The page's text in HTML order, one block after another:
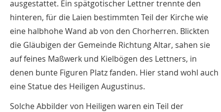
ausgestattet. Ein spätgotischer Lettner trennte den
hinteren, für die Laien bestimmten Teil der Kirche wie
eine halbhohe Wand ab von den Chorherren. Blickten
die Gläubigen der Gemeinde Richtung Altar, sahen sie
auf feines Maßwerk und Kielbögen des Lettners, in
denen bunte Figuren Platz fanden. Hier stand wohl auch
eine Statue des Heiligen Augustinus.
Solche Abbilder von Heiligen waren ein Teil der